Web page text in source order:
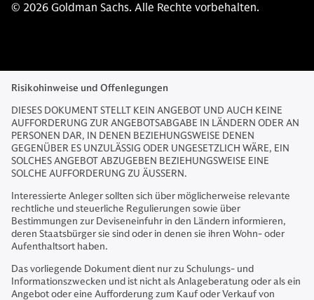
© 2026 Goldman Sachs. Alle Rechte vorbehalten.
Risikohinweise und Offenlegungen
DIESES DOKUMENT STELLT KEIN ANGEBOT UND AUCH KEINE
AUFFORDERUNG ZUR ANGEBOTSABGABE IN LÄNDERN ODER AN
PERSONEN DAR, IN DENEN BEZIEHUNGSWEISE DENEN
GEGENÜBER ES UNZULÄSSIG ODER UNGESETZLICH WÄRE, EIN
SOLCHES ANGEBOT ABZUGEBEN BEZIEHUNGSWEISE EINE
SOLCHE AUFFORDERUNG ZU ÄUSSERN.
Interessierte Anleger sollten sich über möglicherweise relevante
rechtliche und steuerliche Regulierungen sowie über
Bestimmungen zur Deviseneinfuhr in den Ländern informieren,
deren Staatsbürger sie sind oder in denen sie ihren Wohn- oder
Aufenthaltsort haben.
Das vorliegende Dokument dient nur zu Schulungs- und
Informationszwecken und ist nicht als Anlageberatung oder als ein
Angebot oder eine Aufforderung zum Kauf oder Verkauf von